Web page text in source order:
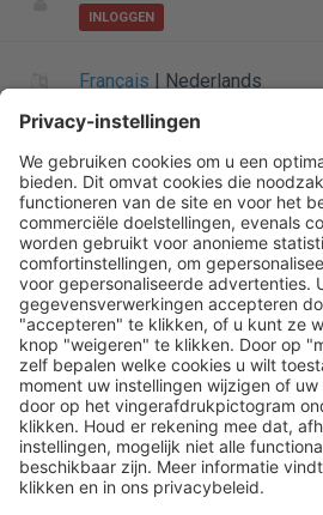
INLOGGEN
Français Nederlands
Informatie over Henry Schein
Algemene startpagina
Startpagina
Siteoverzicht
Privacybeleid